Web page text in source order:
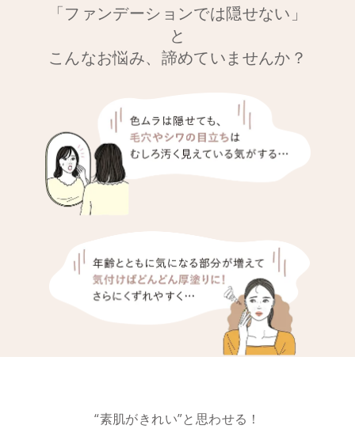
「ファンデーションでは隠せない」
と
こんなお悩み、諦めていませんか？
“素肌がきれい”と思わせる！